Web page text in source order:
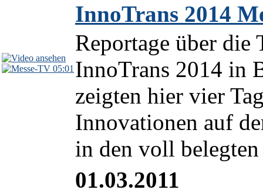
05:01
InnoTrans 2014
Reportage über
InnoTrans 2014 in
zeigten hier vier
Innovationen auf
in den voll
01.03.2011